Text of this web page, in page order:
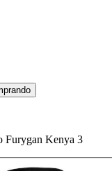
Furygan Kenya 3